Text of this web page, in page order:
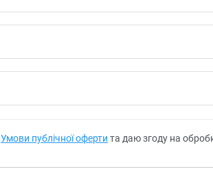
Умови публічної оферти та даю згоду на